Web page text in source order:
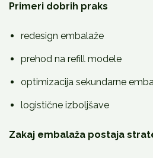
Primeri dobrih praks
redesign embalaže
prehod na refill modele
optimizacija sekundarne
logistične izboljšave
Zakaj embalaža postaja